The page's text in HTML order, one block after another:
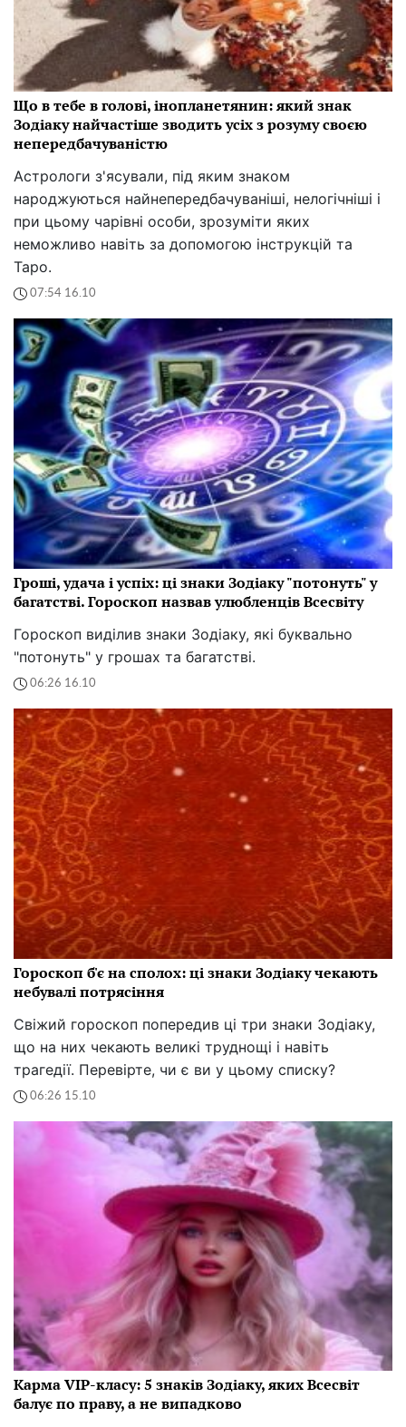
Що в тебе в голові, інопланетянин: який знак
Зодіаку найчастіше зводить усіх з розуму своєю
непередбачуваністю
Астрологи з'ясували, під яким знаком
народжуються найнепередбачуваніші, нелогічніші і
при цьому чарівні особи, зрозуміти яких
неможливо навіть за допомогою інструкцій та
Таро.
07:54 16.10
Гроші, удача і успіх: ці знаки Зодіаку "потонуть" у
багатстві. Гороскоп назвав улюбленців Всесвіту
Гороскоп виділив знаки Зодіаку, які буквально
"потонуть" у грошах та багатстві.
06:26 16.10
Гороскоп б'є на сполох: ці знаки Зодіаку чекають
небувалі потрясіння
Свіжий гороскоп попередив ці три знаки Зодіаку,
що на них чекають великі труднощі і навіть
трагедії. Перевірте, чи є ви у цьому списку?
06:26 15.10
Карма VIP-класу: 5 знаків Зодіаку, яких Всесвіт
балує по праву, а не випадково